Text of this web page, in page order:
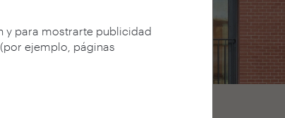
y para mostrarte publicidad
ejemplo, páginas